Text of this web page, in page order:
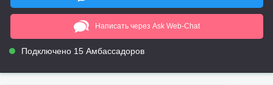
Написать через Ask Web-Chat
Подключено 15 Амбассадоров